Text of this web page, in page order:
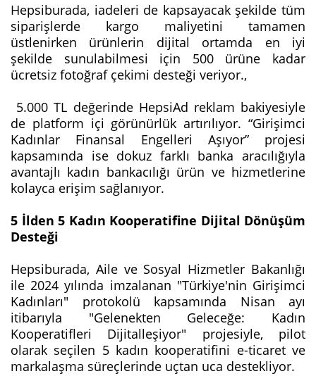
Hepsiburada, iadeleri de kapsayacak şekilde tüm
siparişlerde kargo maliyetini tamamen
üstlenirken ürünlerin dijital ortamda en iyi
şekilde sunulabilmesi için 500 ürüne kadar
ücretsiz fotoğraf çekimi desteği veriyor.,
5.000 TL değerinde HepsiAd reklam bakiyesiyle
de platform içi görünürlük artırılıyor. “Girişimci
Kadınlar Finansal Engelleri Aşıyor” projesi
kapsamında ise dokuz farklı banka aracılığıyla
avantajlı kadın bankacılığı ürün ve hizmetlerine
kolayca erişim sağlanıyor.
5 İlden 5 Kadın Kooperatifine Dijital Dönüşüm
Desteği
Hepsiburada, Aile ve Sosyal Hizmetler Bakanlığı
ile 2024 yılında imzalanan "Türkiye'nin Girişimci
Kadınları" protokolü kapsamında Nisan ayı
itibarıyla "Gelenekten Geleceğe: Kadın
Kooperatifleri Dijitalleşiyor" projesiyle, pilot
olarak seçilen 5 kadın kooperatifini e-ticaret ve
markalaşma süreçlerinde uçtan uca destekliyor.